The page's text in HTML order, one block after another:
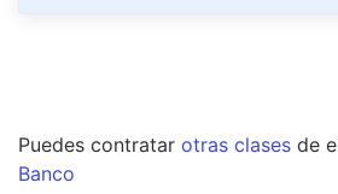
Puedes contratar otras clases de
Banco